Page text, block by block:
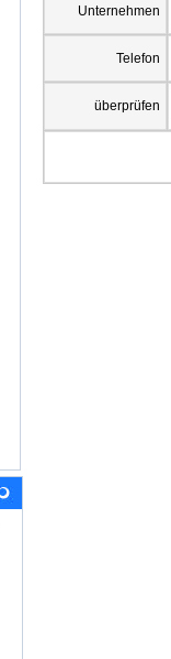
Unternehmen
Telefon
überprüfen